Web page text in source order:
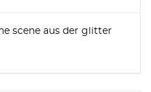
scene aus der glitter